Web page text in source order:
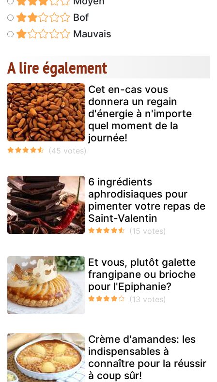
Bof
Mauvais
A lire également
Cet en-cas vous
donnera un regain
d'énergie à n'importe
quel moment de la
journée!
6 ingrédients
aphrodisiaques pour
pimenter votre repas de
Saint-Valentin
Et vous, plutôt galette
frangipane ou brioche
pour l'Epiphanie?
Crème d'amandes: les
indispensables à
connaître pour la réussir
à coup sûr!